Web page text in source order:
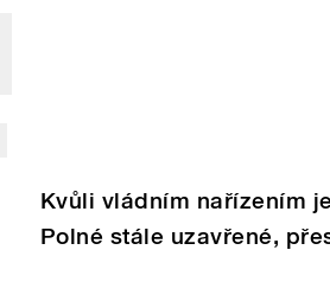
Kvůli vládním nařízením
Polné stále uzavřené,